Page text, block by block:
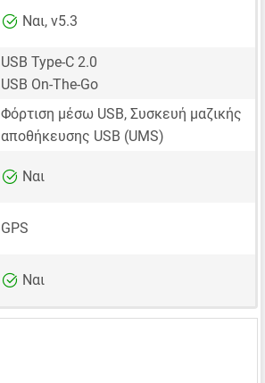
Ναι, v5.3
USB Type-C 2.0
USB On-The-Go
Φόρτιση μέσω USB, Συσκευή μαζικής
αποθήκευσης USB (UMS)
Ναι
GPS
Ναι